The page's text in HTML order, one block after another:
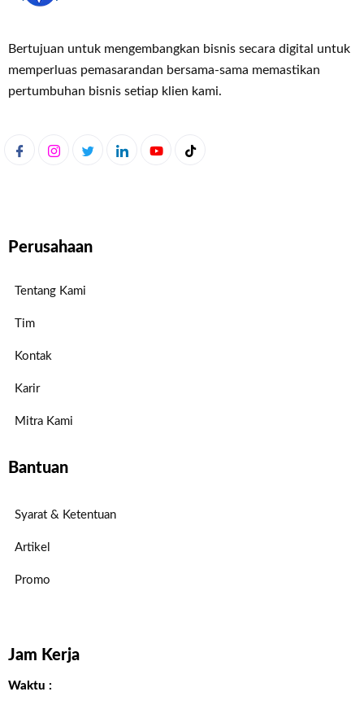
Bertujuan untuk mengembangkan bisnis secara digital untuk
memperluas pemasarandan bersama-sama memastikan
pertumbuhan bisnis setiap klien kami.
Perusahaan
Tentang Kami
Tim
Kontak
Karir
Mitra Kami
Bantuan
Syarat & Ketentuan
Artikel
Promo
Jam Kerja
Waktu :